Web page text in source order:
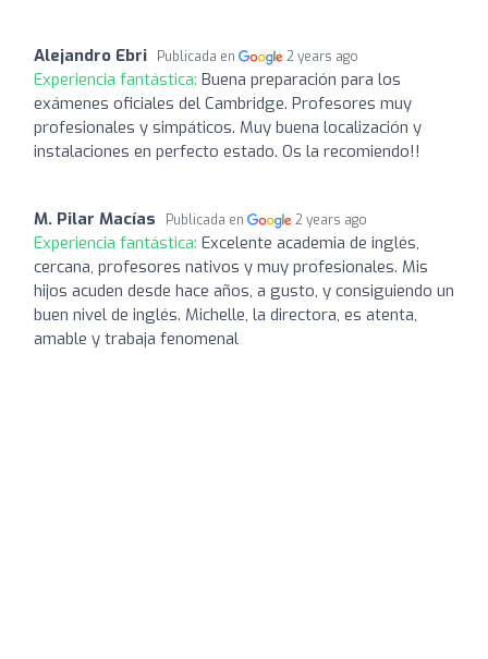
Alejandro Ebri Publicada en 2 years ago
Experiencia fantástica: Buena preparación para los
exámenes oficiales del Cambridge. Profesores muy
profesionales y simpáticos. Muy buena localización y
instalaciones en perfecto estado. Os la recomiendo!!
M. Pilar Macías Publicada en 2 years ago
Experiencia fantástica: Excelente academia de inglés,
cercana, profesores nativos y muy profesionales. Mis
hijos acuden desde hace años, a gusto, y consiguiendo un
buen nivel de inglés. Michelle, la directora, es atenta,
amable y trabaja fenomenal